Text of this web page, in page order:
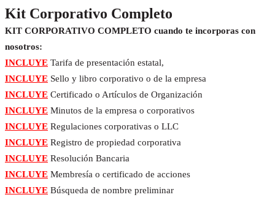
Kit Corporativo Completo
KIT CORPORATIVO COMPLETO cuando te incorporas con
nosotros:
INCLUYE Tarifa de presentación estatal,
INCLUYE Sello y libro corporativo o de la empresa
INCLUYE Certificado o Artículos de Organización
INCLUYE Minutos de la empresa o corporativos
INCLUYE Regulaciones corporativas o LLC
INCLUYE Registro de propiedad corporativa
INCLUYE Resolución Bancaria
INCLUYE Membresía o certificado de acciones
INCLUYE Búsqueda de nombre preliminar